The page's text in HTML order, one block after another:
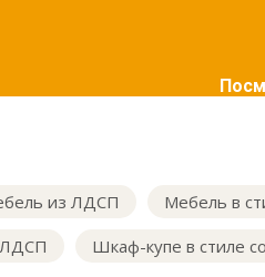
из ЛДСП Мебель в
Шкаф-купе в стиле